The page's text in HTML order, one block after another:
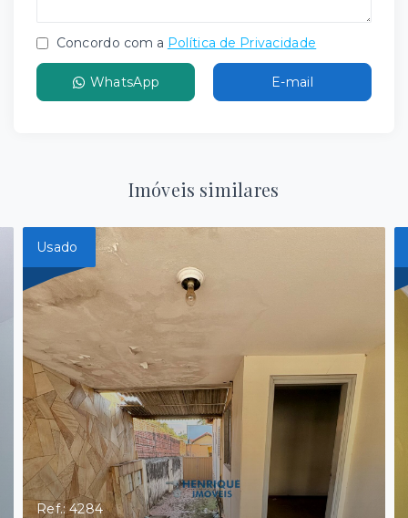
Concordo com a Política de Privacidade
WhatsApp E-mail
Imóveis similares
Usado
Ref.: 4284